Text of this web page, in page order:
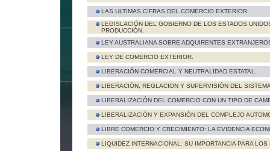
LAS ULTIMAS CIFRAS DEL COMERCIO EXTERIOR.
LEGISLACIÓN DEL GOBIERNO DE LOS ESTADOS
PRODUCCIÓN.
LEY AUSTRALIANA SOBRE ADQUIRENTES
LEY DE COMERCIO EXTERIOR.
LIBERACIÓN COMERCIAL Y NEUTRALIDAD ESTATAL.
LIBERACIÓN, REGLACION Y SUPERVISIÓN DEL
LIBERALIZACIÓN DEL COMERCIO CON UN TIPO DE
LIBERALIZACIÓN Y EXPANSIÓN DEL COMPLEJO
LIBRE COMERCIO Y CRECIMIENTO: LA EVIDENCIA
LIQUIDEZ INTERNACIONAL: SU IMPORTANCIA PARA